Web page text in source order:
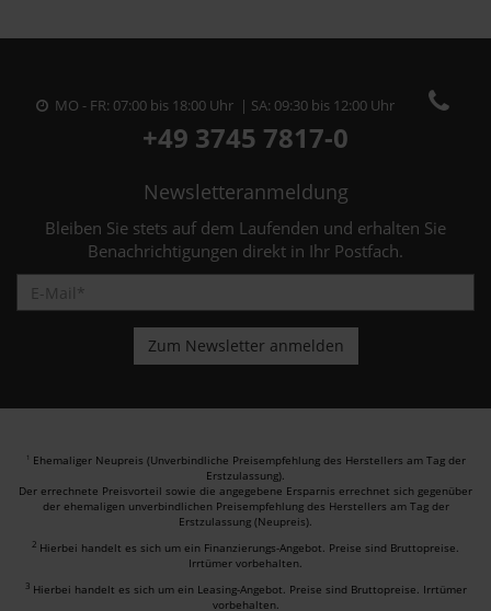
MO - FR: 07:00 bis 18:00 Uhr | SA: 09:30 bis 12:00 Uhr
+49 3745 7817-0
Newsletteranmeldung
Bleiben Sie stets auf dem Laufenden und erhalten Sie
Benachrichtigungen direkt in Ihr Postfach.
1 Ehemaliger Neupreis (Unverbindliche Preisempfehlung des Herstellers am Tag der
Erstzulassung).
Der errechnete Preisvorteil sowie die angegebene Ersparnis errechnet sich gegenüber
der ehemaligen unverbindlichen Preisempfehlung des Herstellers am Tag der
Erstzulassung (Neupreis).
2 Hierbei handelt es sich um ein Finanzierungs-Angebot. Preise sind Bruttopreise.
Irrtümer vorbehalten.
3 Hierbei handelt es sich um ein Leasing-Angebot. Preise sind Bruttopreise. Irrtümer
vorbehalten.